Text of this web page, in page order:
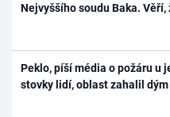
Nejvyššího soudu Baka.
Peklo, píší média o požáru u
stovky lidí, oblast zahalil dým